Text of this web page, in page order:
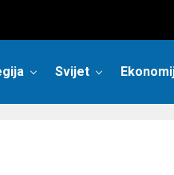
Svijet